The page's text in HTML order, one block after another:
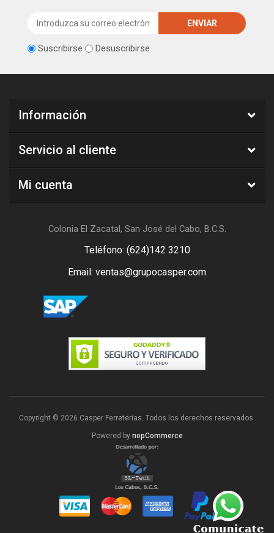
Suscribirse Desuscribirse
Información
Servicio al cliente
Mi cuenta
Colonia El Zacatal, San José del Cabo, B.C.S.
Teléfono: (624)142 3210
Email: ventas@grupocasper.com
Copyright © 2026 Casper Ferreterias. Todos los derechos reservados.
Powered by nopCommerce